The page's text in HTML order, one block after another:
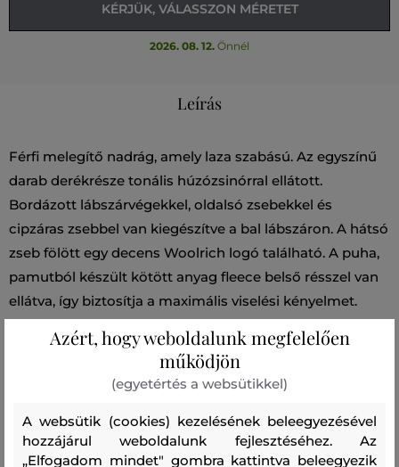
KÉRJÜK, VÁLASSZON MÉRETET
2026. 08. 12. Önnél
Leírás
Férfi melegítő nadrág, amely laza szabású. Az egyszínű
darab derékrésze tonális húzózsinórral ellátott.
Bordázott lábszárvégekkel, oldalsó zsebekkel és
cipzáras zsebbel van kiegészítve a bal lábszáron. A hátsó
zseb fölött egy decens Woolrich logó található. A puha,
pamutból készült kötött anyag fleece belső résszel van
ellátva, így biztosítja a maximális viselési kényelmet.
Praktikus és stílusos darab, amely tökéletesen kiegészíti
majd lezser öltözékét.
0206MRUT3907-624-WA-31134
Azért, hogy weboldalunk megfelelően
működjön
(egyetértés a websütikkel)
A websütik (cookies) kezelésének beleegyezésével
hozzájárul weboldalunk fejlesztéséhez. Az
„Elfogadom mindet" gombra kattintva beleegyezik